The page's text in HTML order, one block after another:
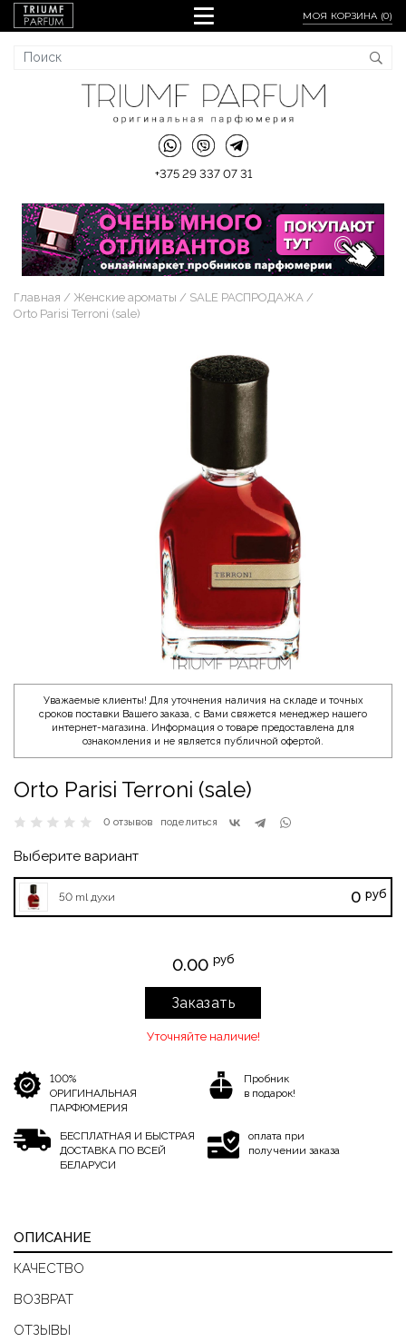
МОЯ КОРЗИНА (0)
+375 29 337 07 31
Главная Женские ароматы
SALE РАСПРОДАЖА
Orto Parisi Terroni (sale)
Уважаемые клиенты! Для уточнения наличия на складе и точных
сроков поставки Вашего заказа, с Вами свяжется менеджер нашего
интернет-магазина. Информация о товаре предоставлена для
ознакомления и не является публичной офертой.
Orto Parisi Terroni (sale)
0 отзывов поделиться
Выберите вариант
50 ml духи 0 руб
0.00 руб
Заказать
Уточняйте наличие!
100%
ОРИГИНАЛЬНАЯ
ПАРФЮМЕРИЯ
Пробник
в подарок!
БЕСПЛАТНАЯ И БЫСТРАЯ
ДОСТАВКА ПО ВСЕЙ
БЕЛАРУСИ
оплата при
получении заказа
ОПИСАНИЕ
КАЧЕСТВО
ВОЗВРАТ
ОТЗЫВЫ